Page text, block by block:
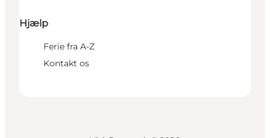
Hjælp
Ferie fra A-Z
Kontakt os